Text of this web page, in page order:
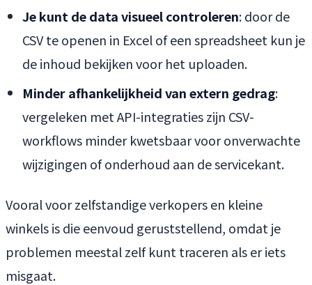
Je kunt de data visueel controleren: door de
CSV te openen in Excel of een spreadsheet kun je
de inhoud bekijken voor het uploaden.
Minder afhankelijkheid van extern gedrag:
vergeleken met API-integraties zijn CSV-
workflows minder kwetsbaar voor onverwachte
wijzigingen of onderhoud aan de servicekant.
Vooral voor zelfstandige verkopers en kleine
winkels is die eenvoud geruststellend, omdat je
problemen meestal zelf kunt traceren als er iets
misgaat.